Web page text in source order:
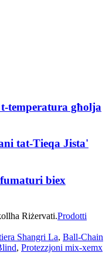
temperatura għolja
tat-Tieqa Jista'
biex
Riżervati.Prodotti
Shangri La, Ball-Chain
, Protezzjoni mix-xemx